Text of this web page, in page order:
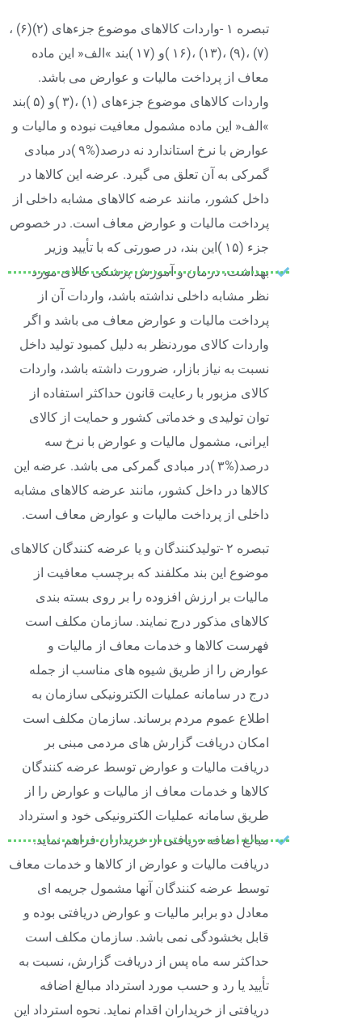
تبصره ۱ -واردات کالاهای موضوع جزءهای (۲)(۶) ،
(۷) ،(۹) ،(۱۳) ،(۱۶ )و (۱۷ )بند »الف« این ماده
معاف از پرداخت مالیات و عوارض می باشد.
واردات کالاهای موضوع جزءهای (۱) ،(۳ )و (۵ )بند
»الف« این ماده مشمول معافیت نبوده و مالیات و
عوارض با نرخ استاندارد نه درصد(%۹ )در مبادی
گمرکی به آن تعلق می گیرد. عرضه این کالاها در
داخل کشور، مانند عرضه کالاهای مشابه داخلی از
پرداخت مالیات و عوارض معاف است. در خصوص
جزء (۱۵ )این بند، در صورتی که با تأیید وزیر
بهداشت، درمان و آموزش پزشکی کالای مورد
نظر مشابه داخلی نداشته باشد، واردات آن از
پرداخت مالیات و عوارض معاف می باشد و اگر
واردات کالای موردنظر به دلیل کمبود تولید داخل
نسبت به نیاز بازار، ضرورت داشته باشد، واردات
کالای مزبور با رعایت قانون حداکثر استفاده از
توان تولیدی و خدماتی کشور و حمایت از کالای
ایرانی، مشمول مالیات و عوارض با نرخ سه
درصد(%۳ )در مبادی گمرکی می باشد. عرضه این
کالاها در داخل کشور، مانند عرضه کالاهای مشابه
داخلی از پرداخت مالیات و عوارض معاف است.
تبصره ۲ -تولیدکنندگان و یا عرضه کنندگان کالاهای
موضوع این بند مکلفند که برچسب معافیت از
مالیات بر ارزش افزوده را بر روی بسته بندی
کالاهای مذکور درج نمایند. سازمان مکلف است
فهرست کالاها و خدمات معاف از مالیات و
عوارض را از طریق شیوه های مناسب از جمله
درج در سامانه عملیات الکترونیکی سازمان به
اطلاع عموم مردم برساند. سازمان مکلف است
امکان دریافت گزارش های مردمی مبنی بر
دریافت مالیات و عوارض توسط عرضه کنندگان
کالاها و خدمات معاف از مالیات و عوارض را از
طریق سامانه عملیات الکترونیکی خود و استرداد
مبالغ اضافه دریافتی از خریداران فراهم نماید.
دریافت مالیات و عوارض از کالاها و خدمات معاف
توسط عرضه کنندگان آنها مشمول جریمه ای
معادل دو برابر مالیات و عوارض دریافتی بوده و
قابل بخشودگی نمی باشد. سازمان مکلف است
حداکثر سه ماه پس از دریافت گزارش، نسبت به
تأیید یا رد و حسب مورد استرداد مبالغ اضافه
دریافتی از خریداران اقدام نماید. نحوه استرداد این